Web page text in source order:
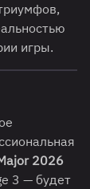
игры.
2026
3 — будет